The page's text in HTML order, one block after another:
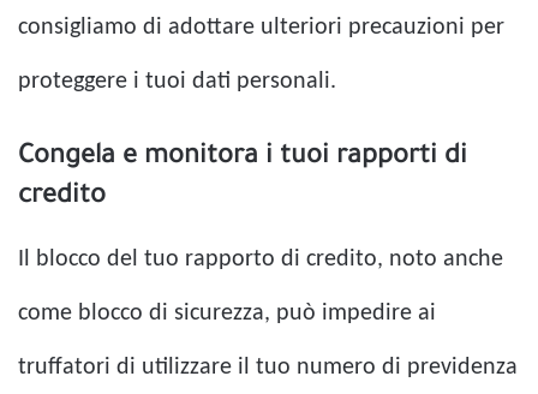
consigliamo di adottare ulteriori precauzioni per
proteggere i tuoi dati personali.
Congela e monitora i tuoi rapporti di
credito
Il blocco del tuo rapporto di credito, noto anche
come blocco di sicurezza, può impedire ai
truffatori di utilizzare il tuo numero di previdenza